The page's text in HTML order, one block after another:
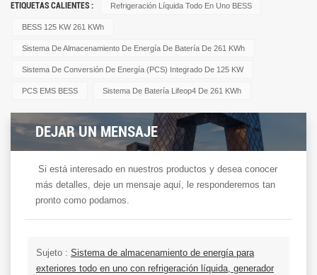
ETIQUETAS CALIENTES : Refrigeración Líquida Todo En Uno BESS
BESS 125 KW 261 KWh
Sistema De Almacenamiento De Energía De Batería De 261 KWh
Sistema De Conversión De Energía (PCS) Integrado De 125 KW
PCS EMS BESS Sistema De Batería Lifeop4 De 261 KWh
DEJAR UN MENSAJE
Si está interesado en nuestros productos y desea conocer
más detalles, deje un mensaje aquí, le responderemos tan
pronto como podamos.
Sujeto : Sistema de almacenamiento de energía para
exteriores todo en uno con refrigeración líquida, generador